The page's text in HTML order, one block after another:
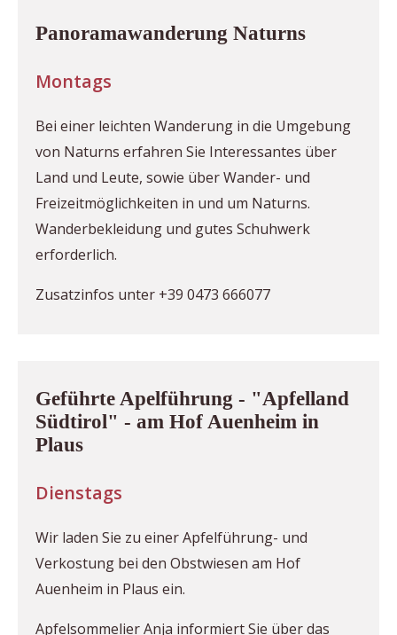
Panoramawanderung Naturns
Montags
Bei einer leichten Wanderung in die Umgebung
von Naturns erfahren Sie Interessantes über
Land und Leute, sowie über Wander- und
Freizeitmöglichkeiten in und um Naturns.
Wanderbekleidung und gutes Schuhwerk
erforderlich.
Zusatzinfos unter +39 0473 666077
Geführte Apelführung - "Apfelland
Südtirol" - am Hof Auenheim in
Plaus
Dienstags
Wir laden Sie zu einer Apfelführung- und
Verkostung bei den Obstwiesen am Hof
Auenheim in Plaus ein.
Apfelsommelier Anja informiert Sie über das